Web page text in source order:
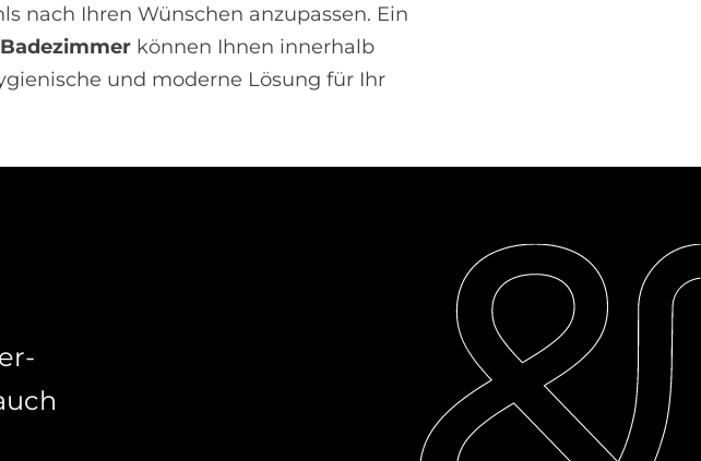
nach Ihren Wünschen anzupassen. Ein
können Ihnen innerhalb
und moderne Lösung für Ihr